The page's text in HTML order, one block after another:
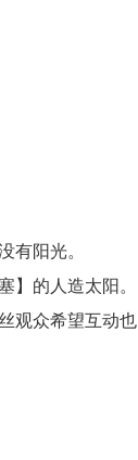
有阳光。
】的人造太阳。
观众希望互动也